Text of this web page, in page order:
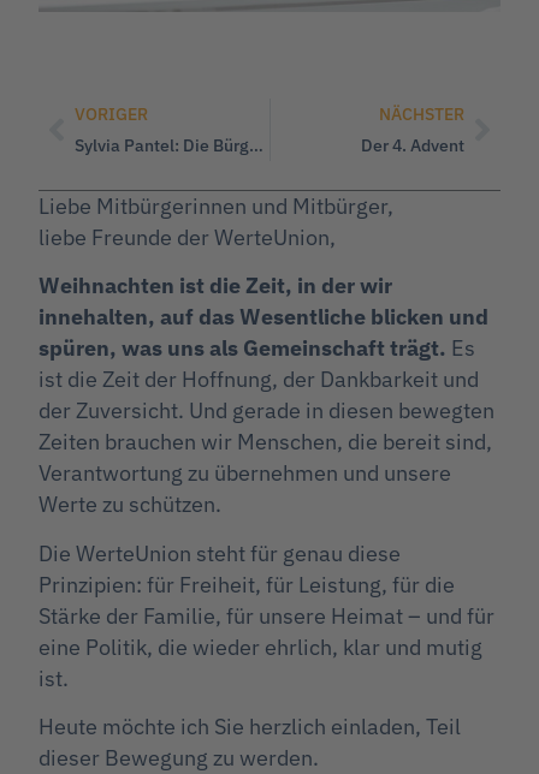
VORIGER
Sylvia Pantel: Die Bürgergeld-Reform ist ein Reförmchen ohne Einsparungen
NÄCHSTER
Der 4. Advent
Liebe Mitbürgerinnen und Mitbürger,
liebe Freunde der WerteUnion,
Weihnachten ist die Zeit, in der wir
innehalten, auf das Wesentliche blicken und
spüren, was uns als Gemeinschaft trägt. Es
ist die Zeit der Hoffnung, der Dankbarkeit und
der Zuversicht. Und gerade in diesen bewegten
Zeiten brauchen wir Menschen, die bereit sind,
Verantwortung zu übernehmen und unsere
Werte zu schützen.
Die WerteUnion steht für genau diese
Prinzipien: für Freiheit, für Leistung, für die
Stärke der Familie, für unsere Heimat – und für
eine Politik, die wieder ehrlich, klar und mutig
ist.
Heute möchte ich Sie herzlich einladen, Teil
dieser Bewegung zu werden.